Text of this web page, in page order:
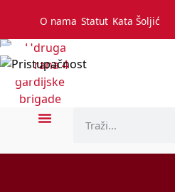
O nama Statut Kata Šoljić